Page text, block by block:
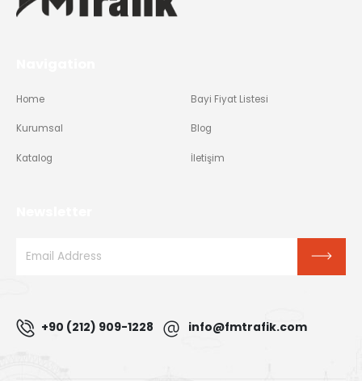
Home
Kurumsal
Katalog
Bayi Fiyat Listesi
Blog
İletişim
+90 (212) 909-1228 info@fmtrafik.com